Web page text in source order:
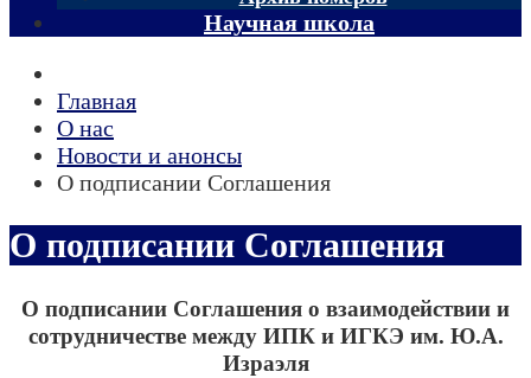
Научная школа
Главная
О нас
Новости и анонсы
О подписании Соглашения
О подписании Соглашения
О подписании Соглашения о взаимодействии и
сотрудничестве между ИПК и ИГКЭ им. Ю.А.
Израэля